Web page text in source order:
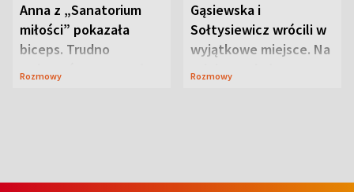
Anna z „Sanatorium
miłości” pokazała
biceps. Trudno
uwierzyć, co przeszła
Rozmowy
Gąsiewska i
Sołtysiewicz wrócili w
wyjątkowe miejsce. Na
szlaku czekał
Rozmowy